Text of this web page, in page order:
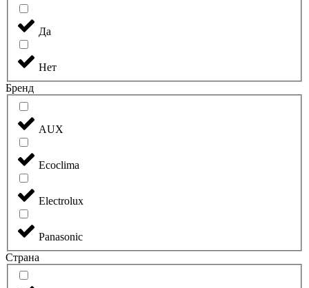
Да
Нет
Бренд
AUX
Ecoclima
Electrolux
Panasonic
Страна